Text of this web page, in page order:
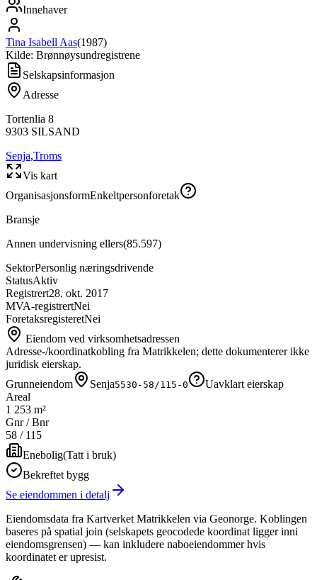
Innehaver
Tina Isabell Aas(1987)
Kilde: Brønnøysundregistrene
Selskapsinformasjon
Adresse
Tortenlia 8
9303 SILSAND
Senja,Troms
Vis kart
OrganisasjonsformEnkeltpersonforetak
Bransje
Annen undervisning ellers(85.597)
SektorPersonlig næringsdrivende
StatusAktiv
Registrert28. okt. 2017
MVA-registrertNei
ForetaksregisteretNei
Eiendom ved virksomhetsadressen
Adresse-/koordinatkobling fra Matrikkelen; dette dokumenterer ikke
juridisk eierskap.
Grunneiendom
Senja5530-58/115-0
Uavklart eierskap
Areal
1 253 m²
Gnr / Bnr
58 / 115
Enebolig(Tatt i bruk)
Bekreftet bygg
Se eiendommen i detalj
Eiendomsdata fra Kartverket Matrikkelen via Geonorge. Koblingen
baseres på spatial join (selskapets geocodede koordinat ligger inni
eiendomsgrensen) — kan inkludere naboeiendommer hvis
koordinatet er upresist.